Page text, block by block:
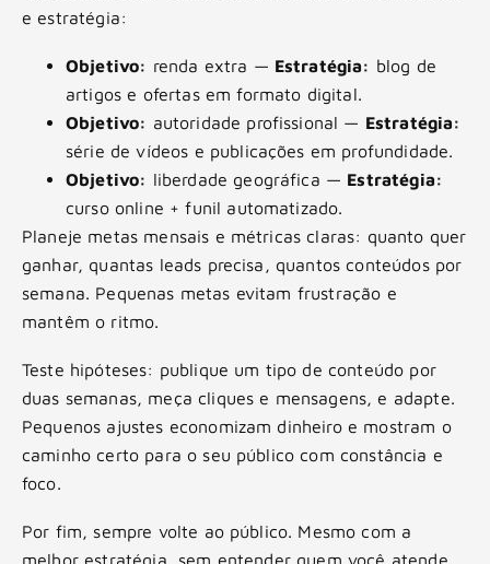
e estratégia:
Objetivo: renda extra — Estratégia: blog de
artigos e ofertas em formato digital.
Objetivo: autoridade profissional — Estratégia:
série de vídeos e publicações em profundidade.
Objetivo: liberdade geográfica — Estratégia:
curso online + funil automatizado.
Planeje metas mensais e métricas claras: quanto quer
ganhar, quantas leads precisa, quantos conteúdos por
semana. Pequenas metas evitam frustração e
mantêm o ritmo.
Teste hipóteses: publique um tipo de conteúdo por
duas semanas, meça cliques e mensagens, e adapte.
Pequenos ajustes economizam dinheiro e mostram o
caminho certo para o seu público com constância e
foco.
Por fim, sempre volte ao público. Mesmo com a
melhor estratégia, sem entender quem você atende,